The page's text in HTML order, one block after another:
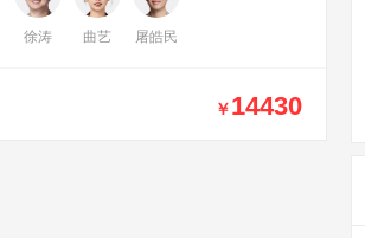
徐涛 曲艺 屠皓民
￥14430